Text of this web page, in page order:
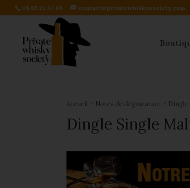
06 83 25 57 46 contact@privatewhiskysociety.com
Accueil Notes de dégustation Dingle
Dingle Single